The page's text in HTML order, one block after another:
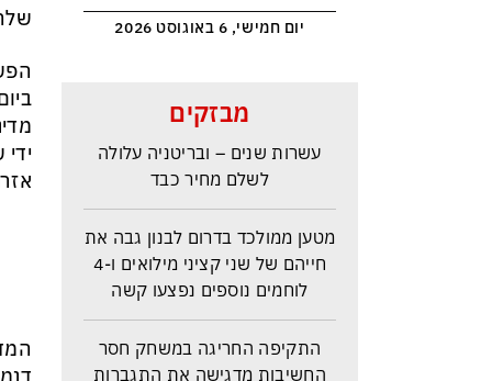
יום חמישי, 6 באוגוסט 2026
מבזקים
נכנס לעידן המסוכן ביותר זה
עשרות שנים – ובריטניה עלולה
לשלם מחיר כבד
מטען ממולכד בדרום לבנון גבה את
לוחמים נוספים נפצעו קשה
החשיבות מדגישה את התגברות